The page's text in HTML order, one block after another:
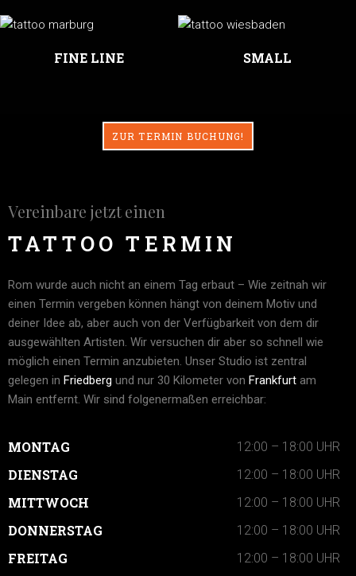
FINE LINE SMALL
ZUR TERMIN BUCHUNG!
Vereinbare jetzt einen
TATTOO TERMIN
Rom wurde auch nicht an einem Tag erbaut – Wie zeitnah wir
einen Termin vergeben können hängt von deinem Motiv und
deiner Idee ab, aber auch von der Verfügbarkeit von dem dir
ausgewählten Artisten. Wir versuchen dir aber so schnell wie
möglich einen Termin anzubieten. Unser Studio ist zentral
gelegen in Friedberg und nur 30 Kilometer von Frankfurt am
Main entfernt. Wir sind folgenermaßen erreichbar:
MONTAG
DIENSTAG
MITTWOCH
DONNERSTAG
FREITAG
12:00 – 18:00 UHR
12:00 – 18:00 UHR
12:00 – 18:00 UHR
12:00 – 18:00 UHR
12:00 – 18:00 UHR